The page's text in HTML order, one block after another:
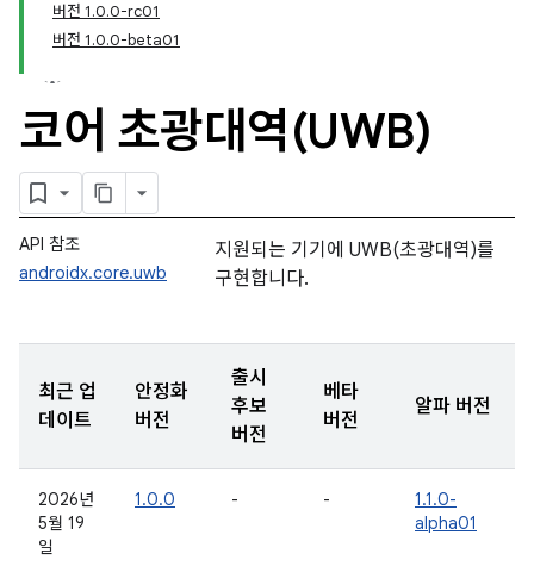
버전 1.0.0-rc01
버전 1.0.0-beta01
코어 초광대역(UWB)
API 참조
androidx.core.uwb
지원되는 기기에 UWB(초광대역)를
구현합니다.
최근 업
데이트
안정화
버전
출시
후보
버전
베타
버전
알파 버전
2026년
5월 19
일
1.0.0 - -
1.1.0-
alpha01